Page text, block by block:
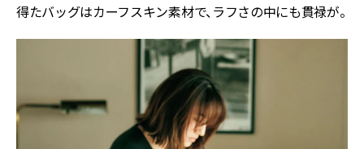
得たバッグはカーフスキン素材で、ラフさの中にも貫禄が。